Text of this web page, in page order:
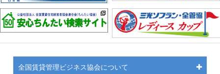
全国賃貸管理ビジネス協会について